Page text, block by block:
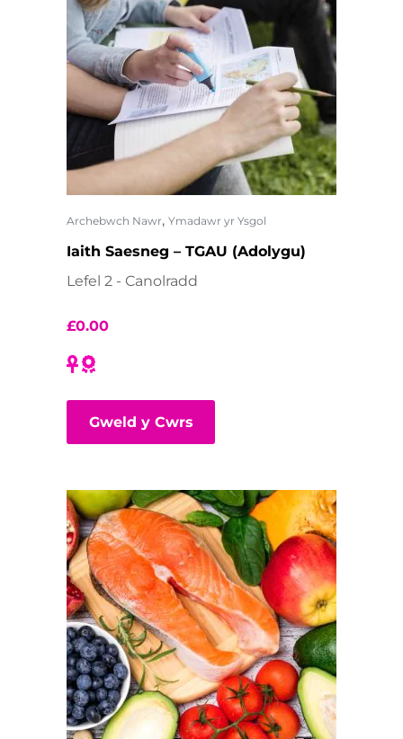
Archebwch Nawr, Ymadawr yr Ysgol
Iaith Saesneg – TGAU (Adolygu)
Lefel 2 - Canolradd
£0.00
Gweld y Cwrs